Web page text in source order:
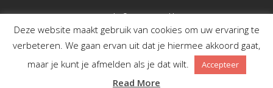
Copyright © 2019 Spreekbuis
Deze website maakt gebruik van cookies om uw ervaring te
verbeteren. We gaan ervan uit dat je hiermee akkoord gaat,
maar je kunt je afmelden als je dat wilt.
Accepteer
Read More